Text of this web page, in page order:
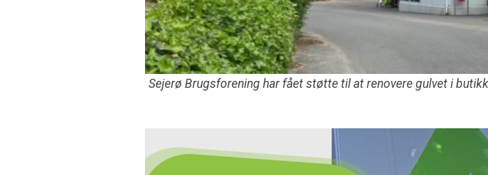
Sejerø Brugsforening har fået støtte til at renovere gulvet i